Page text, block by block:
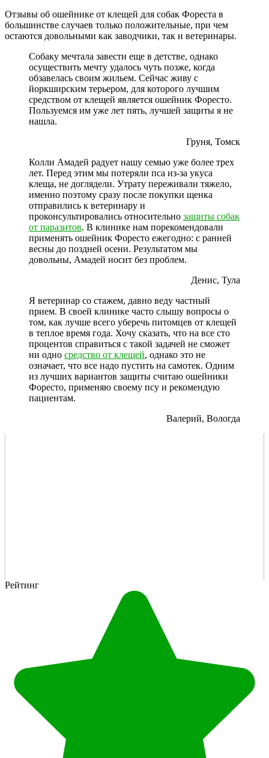
Отзывы об ошейнике от клещей для собак Фореста в
большинстве случаев только положительные, при чем
остаются довольными как заводчики, так и ветеринары.
Собаку мечтала завести еще в детстве, однако
осуществить мечту удалось чуть позже, когда
обзавелась своим жильем. Сейчас живу с
йоркширским терьером, для которого лучшим
средством от клещей является ошейник Форесто.
Пользуемся им уже лет пять, лучшей защиты я не
нашла.
Груня, Томск
Колли Амадей радует нашу семью уже более трех
лет. Перед этим мы потеряли пса из-за укуса
клеща, не доглядели. Утрату переживали тяжело,
именно поэтому сразу после покупки щенка
отправились к ветеринару и
проконсультировались относительно защиты собак
от паразитов. В клинике нам порекомендовали
применять ошейник Форесто ежегодно: с ранней
весны до поздней осени. Результатом мы
довольны, Амадей носит без проблем.
Денис, Тула
Я ветеринар со стажем, давно веду частный
прием. В своей клинике часто слышу вопросы о
том, как лучше всего уберечь питомцев от клещей
в теплое время года. Хочу сказать, что на все сто
процентов справиться с такой задачей не сможет
ни одно средство от клещей, однако это не
означает, что все надо пустить на самотек. Одним
из лучших вариантов защиты считаю ошейники
Форесто, применяю своему псу и рекомендую
пациентам.
Валерий, Вологда
Рейтинг